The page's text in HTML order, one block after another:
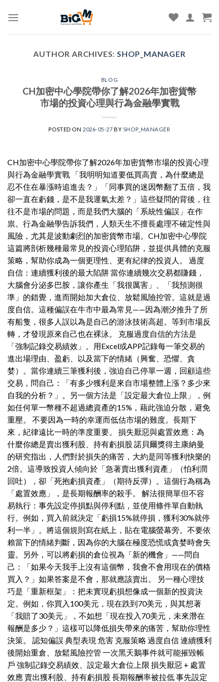
AUTHOR ARCHIVES: SHOP_MANAGER
BLOG
CH加密中心學院帶你了解2026年加密貨幣
市場的投資心理與行為金融學實戰
POSTED ON 2026-05-27 BY SHOP_MANAGER
CH加密中心學院帶你了解2026年加密貨幣市場的投資心理
與行為金融學實戰 「我明明知道要低買高賣，為什麼總是
忍不住在暴漲時追進去？」「同事買的迷因幣翻了五倍，我
卻一直在虧錢，是不是我運氣太差？」這些疑問的背後，往
往不是市場的問題，而是我們大腦的「系統性偏誤」在作
祟。行為金融學告訴我們，人類天生不擅長處理不確定性與
風險，尤其是波動劇烈的加密貨幣市場。CH加密中心學院
這篇將剖析幾種最常見的投資心理陷阱，並提供具體的克服
策略，幫助你成為一個更理性、更有紀律的投資人。 過度
自信：連續獲利後的最大陷阱 當你連續幾次交易都賺錢，
大腦會分泌多巴胺，讓你產生「我很厲害」、「我預測很
準」的錯覺，進而開始加大倉位、放鬆風險控管。這就是過
度自信。這種偏誤在牛市中最為常見——因為潮汐推升了所
有船隻，很多人誤以為是自己的游泳技術高超。等到市場反
轉，才發現原來自己也在裸泳。 克服過度自信的方法是
「強制記錄交易績效」。用Excel或APP記錄每一筆交易的
進出場理由、盈虧、以及當下的情緒（興奮、恐懼、貪
婪）。當你連續三筆獲利後，強迫自己停單一週，回顧這些
交易，問自己：「有多少獲利是來自市場整體上漲？多少來
自我的分析？」。另一個方法是「設定最大倉位上限」，例
如任何單一幣種不超過總資產的15%，藉此強迫分散，避免
重壓。 不要因為一時的幸運而低估市場的難度。長期下
來，紀律遠比一時的準度重要。 損失厭惡與處置效應：為
什麼你總是賣出獲利股、持有虧損股 諾貝爾獎得主康納曼
的研究指出，人們對於損失的痛苦，大約是同等獲利快樂的
2倍。這導致投資人傾向於「急著賣出獲利資產」（怕利潤
回吐），卻「死抱虧損資產」（期待反彈）。這個行為稱為
「處置效應」，是長期報酬率的殺手。 解法很簡單但不容
易執行：事先設定停損點與停利點，並使用條件單自動執
行。例如，買入前就決定「虧損15%就停損，獲利30%就停
利一半」。將這個規則寫在紙上，貼在電腦螢幕旁。不要依
賴當下的情緒判斷，因為你的大腦在極度恐慌或貪婪時會失
靈。另外，可以將虧損的倉位視為「新的機會」——問自
己：「如果今天我手上沒有這個幣，我會不會用現在的價格
買入？」如果答案是不會，那就應該賣出。 另一種心理技
巧是「重新框架」：把未實現虧損想像成一個新的投資決
定。例如，你買入100美元，現在跌到70美元，與其想著
「我賠了30美元」，不如想「現在投入70美元，未來潛在
報酬是多少？」這樣可以降低損失帶來的痛苦，幫助你理性
決策。 認知偏誤 典型表現 危害 克服策略 過度自信 連續獲利
後開始重倉、放鬆風險控管 一次黑天鵝事件就可能摧毀帳
戶 強制記錄交易績效、設定最大倉位上限 損失厭惡 + 處置
效應 賣出獲利股、持有虧損股 長期報酬率被拉低 事先設定